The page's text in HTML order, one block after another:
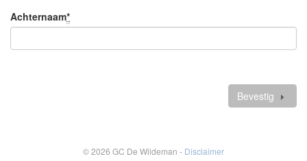
Achternaam*
Verplicht
Bevestig
© 2026 GC De Wildeman - Disclaimer